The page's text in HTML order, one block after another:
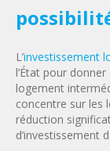
L’investissement
l’État pour
logement
concentre sur les
réduction
d’investissement